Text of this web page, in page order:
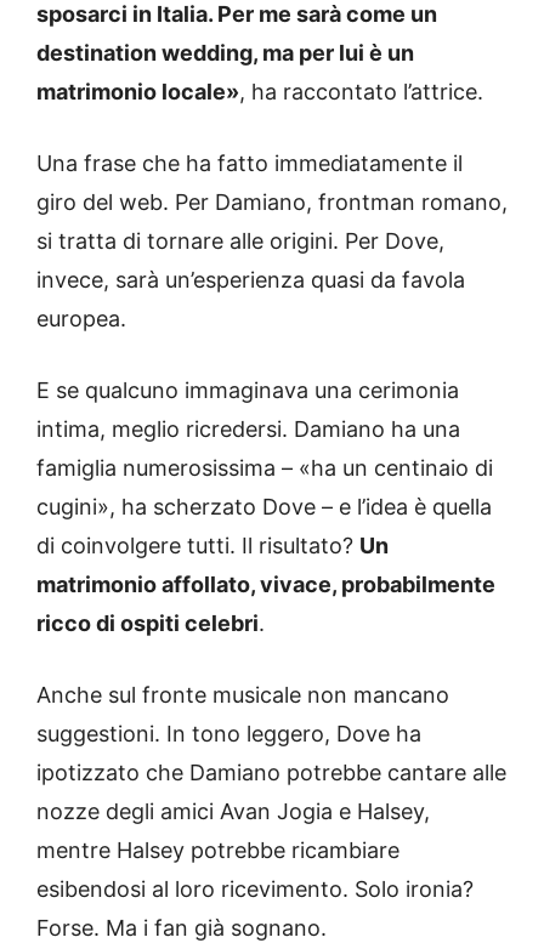
sposarci in Italia. Per me sarà come un
destination wedding, ma per lui è un
matrimonio locale», ha raccontato l’attrice.
Una frase che ha fatto immediatamente il
giro del web. Per Damiano, frontman romano,
si tratta di tornare alle origini. Per Dove,
invece, sarà un’esperienza quasi da favola
europea.
E se qualcuno immaginava una cerimonia
intima, meglio ricredersi. Damiano ha una
famiglia numerosissima – «ha un centinaio di
cugini», ha scherzato Dove – e l’idea è quella
di coinvolgere tutti. Il risultato? Un
matrimonio affollato, vivace, probabilmente
ricco di ospiti celebri.
Anche sul fronte musicale non mancano
suggestioni. In tono leggero, Dove ha
ipotizzato che Damiano potrebbe cantare alle
nozze degli amici Avan Jogia e Halsey,
mentre Halsey potrebbe ricambiare
esibendosi al loro ricevimento. Solo ironia?
Forse. Ma i fan già sognano.